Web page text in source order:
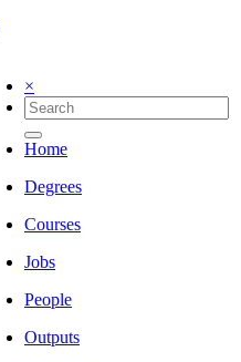
×
Home
Degrees
Courses
Jobs
People
Outputs